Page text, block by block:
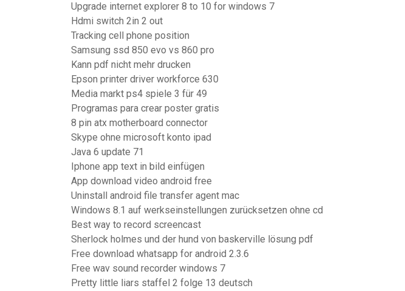
Upgrade internet explorer 8 to 10 for windows 7
Hdmi switch 2in 2 out
Tracking cell phone position
Samsung ssd 850 evo vs 860 pro
Kann pdf nicht mehr drucken
Epson printer driver workforce 630
Media markt ps4 spiele 3 für 49
Programas para crear poster gratis
8 pin atx motherboard connector
Skype ohne microsoft konto ipad
Java 6 update 71
Iphone app text in bild einfügen
App download video android free
Uninstall android file transfer agent mac
Windows 8.1 auf werkseinstellungen zurücksetzen ohne cd
Best way to record screencast
Sherlock holmes und der hund von baskerville lösung pdf
Free download whatsapp for android 2.3.6
Free wav sound recorder windows 7
Pretty little liars staffel 2 folge 13 deutsch